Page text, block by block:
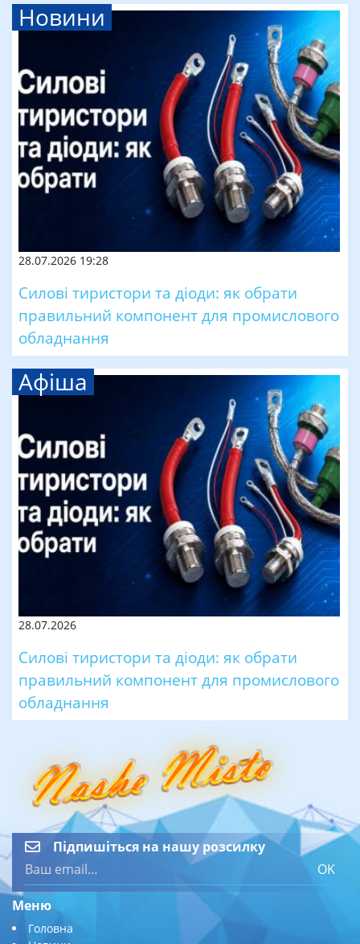
Новини
28.07.2026 19:28
Силові тиристори та діоди: як обрати
правильний компонент для промислового
обладнання
Афіша
28.07.2026
Силові тиристори та діоди: як обрати
правильний компонент для промислового
обладнання
Підпишіться на нашу розсилку
OK
Меню
Головна